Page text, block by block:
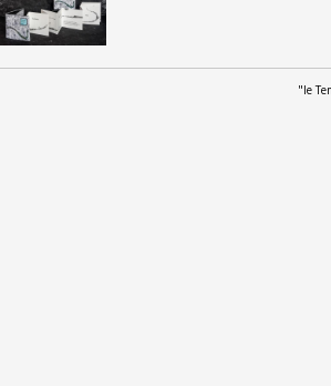
"le